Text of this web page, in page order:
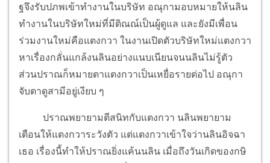
ฐจึงรับปภพเข้าทำงานในบริษัท อณุกามอบหมายให้นลิน
ทำงานในบริษัทใหม่ที่มีติณณ์เป็นผู้ดูแล และยังมีเพื่อน
ร่วมงานใหม่คือแตงกวา ในงานเปิดตัวบริษัทใหม่แตงกวา
หาเรื่องกลั่นแกล้งนลินอย่างแนบเนียนจนนลินไม่รู้ตัว
ส่วนปราณก็หมายตาแตงกวาเป็นเหยื่อรายต่อไป อณุกา
จับตาดูสามีอยู่เงียบ ๆ
ปราณพยายามตีสนิทกับแตงกวา นลินพยายาม
เตือนให้แตงกวาระวังตัว แต่แตงกวาเข้าใจว่านลินอิจฉา
เธอ เรื่องนี้ทำให้ปราณยิ่งแค้นนลิน เมื่อถึงวันเกิดของกษิ